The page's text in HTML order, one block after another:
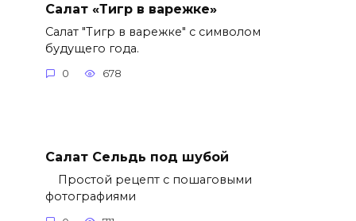
Салат «Тигр в варежке»
Салат "Тигр в варежке" с символом
будущего года.
0 678
Салат Сельдь под шубой
Простой рецепт с пошаговыми
фотографиями